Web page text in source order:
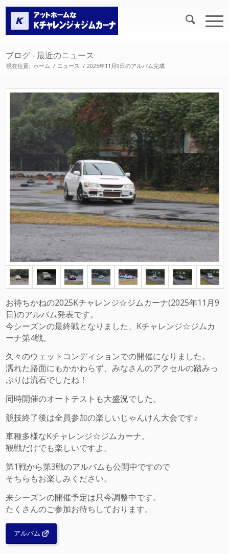
ブログ - 最近のニュース
現在位置: ホーム / ニュース / 2025年11月9日のアルバム完成
お待ちかねの2025Kチャレンジ☆ジムカーナ(2025年11月9
日)のアルバム発表です。
今シーズンの最終戦となりました、Kチャレンジ☆ジムカ
ーナ第4戦。
久々のウェットコンディションでの開催になりました。
濡れた路面にもかかわらず、みなさんのアクセルの踏みっ
ぷりは流石でしたね！
同時開催のオートテストも大盛況でした。
競技終了後は全員参加の楽しいじゃんけん大会です♪
車種多様なKチャレンジ☆ジムカーナ。
観戦だけでも楽しいですよ。
第1戦から第3戦のアルバムも公開中ですので
そちらもお楽しみください。
来シーズンの開催予定は只今調整中です。
たくさんのご参加お待ちしております。
アルバム